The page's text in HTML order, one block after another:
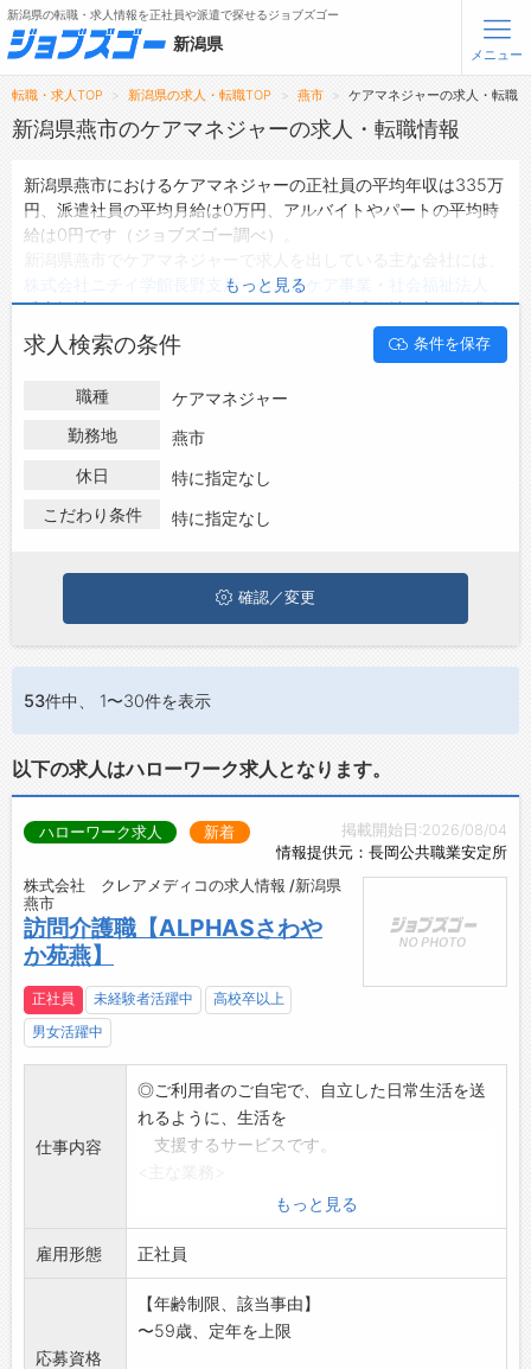
無料会員登録 ログイン
メニュー
トップ
転職支援サービスについて
転職ノウハウ(応募書類の書き方・面接対策など)
ジョブズゴーについて
会社概要
新潟県の転職・求人情報を正社員や派遣で探せるジョブズゴー
新潟県
メニュー
転職・求人TOP 新潟県の求人・転職TOP 燕市 ケアマネジャーの求人・転職
新潟県燕市のケアマネジャーの求人・転職情報
新潟県燕市におけるケアマネジャーの正社員の平均年収は335万
円、派遣社員の平均月給は0万円、アルバイトやパートの平均時
給は0円です（ジョブズゴー調べ）。
株式会社ニチイ学館長野支店 ヘルスケア事業
愛宕福祉会・カイシンスタッフサービス 株式会社 新潟営業所
などがあり、未経験や短期等ご希望の条件で絞り込みができま
す。
新潟県燕市の地域密着型の求人サイトであるジョブズゴーでは新
潟県燕市の求人情報を31件取り扱っており、そのうち
は17件、派遣社員の求人
ハローワークにはない求人も多数扱っており、転職だけでなく、
第二新卒から50代・60代以上の方の再就職も可能です。 新潟県
燕市でケアマネジャーの求人・転職情報を探している方は、ぜひ
もっと見る
求人検索の条件 条件を保存
職種
ケアマネジャー
勤務地
燕市
休日
特に指定なし
こだわり条件
特に指定なし
確認／変更
53件中、 1〜30件を表示
以下の求人はハローワーク求人となります。
掲載開始日:2026/08/04
情報提供元：長岡公共職業安定所
ハローワーク求人 新着
株式会社 クレアメディコの求人情報 /新潟県
燕市
訪問介護職【ALPHASさわや
か苑燕】
正社員 未経験者活躍中
高校卒以上
男女活躍中
仕事内容
◎ご利用者のご自宅で、自立した日常生活を送
れるように、生活を
支援するサービスです。
〇食事、入浴、排泄、衣服の着脱等の支援
〇その他、上記業務に付随する基本的な生活
支援業務
※原則、社有車を使用しますが、私有車を使用
した場合は別途手当
を支給します
もっと見る
雇用形態 正社員
応募資格
【年齢制限、該当事由】
〜59歳、定年を上限